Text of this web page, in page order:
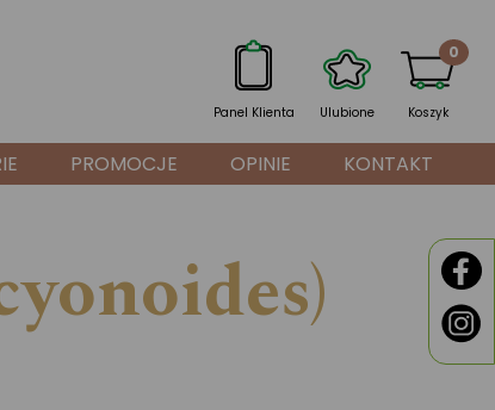
Panel Klienta Ulubione Koszyk
0
PROMOCJE OPINIE KONTAKT